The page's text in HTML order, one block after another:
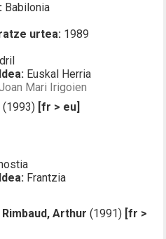
Babilonia
urtea: 1989
Euskal Herria
Mari Irigoien
(1993) [fr > eu]
Frantzia
Rimbaud, Arthur (1991) [fr >